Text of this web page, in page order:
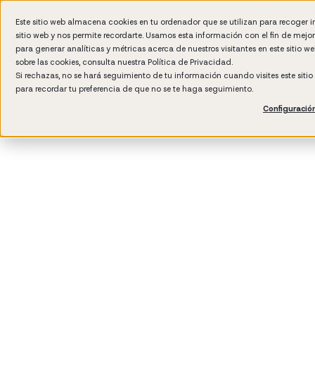
Este sitio web almacena cookies en tu ordenador que se utilizan para
sitio web y nos permite recordarte. Usamos esta información con el fin de
para generar analíticas y métricas acerca de nuestros visitantes en este sitio
sobre las cookies, consulta nuestra Política de Privacidad.
Si rechazas, no se hará seguimiento de tu información cuando visites este
para recordar tu preferencia de que no se te haga seguimiento.